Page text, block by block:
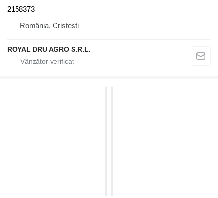
2158373
România, Cristesti
ROYAL DRU AGRO S.R.L.